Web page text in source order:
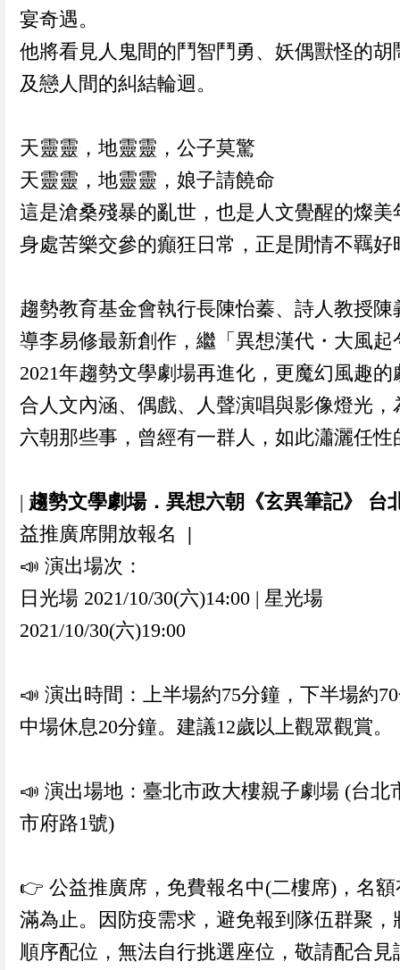
宴奇遇。
他將看見人鬼間的鬥智鬥勇、妖偶獸怪的胡
及戀人間的糾結輪迴。
天靈靈，地靈靈，公子莫驚
天靈靈，地靈靈，娘子請饒命
這是滄桑殘暴的亂世，也是人文覺醒的燦美
身處苦樂交參的癲狂日常，正是閒情不羈好
趨勢教育基金會執行長陳怡蓁、詩人教授陳
導李易修最新創作，繼「異想漢代・大風起
2021年趨勢文學劇場再進化，更魔幻風趣的
合人文內涵、偶戲、人聲演唱與影像燈光，
六朝那些事，曾經有一群人，如此瀟灑任性
| 趨勢文學劇場．異想六朝《玄異筆記》 台
益推廣席開放報名
|
📣 演出場次：
日光場 2021/10/30(六)14:00 | 星光場
2021/10/30(六)19:00
📣 演出時間：上半場約75分鐘，下半場約
中場休息20分鐘。建議12歲以上觀眾觀賞。
📣 演出場地：臺北市政大樓親子劇場 (台北
市府路1號)
👉️ 公益推廣席，免費報名中(二樓席)，名額
滿為止。因防疫需求，避免報到隊伍群聚，
順序配位，無法自行挑選座位，敬請配合見